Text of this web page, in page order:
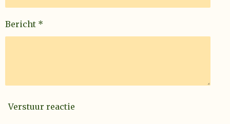
Bericht *
Verstuur reactie